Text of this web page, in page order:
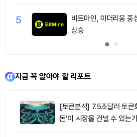
5
비트마인, 이더리움
상승
지금 꼭 알아야 할 리포트
[토큰분석] 7.5조달러 토큰
돈’이 시장을 건널 수 있는